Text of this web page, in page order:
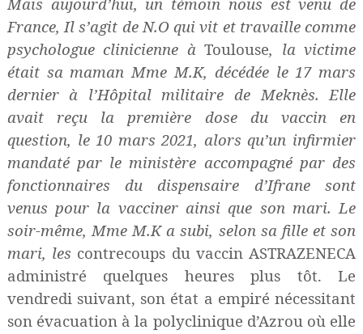
France, Il s’agit de N.O qui vit et travaille comme
psychologue clinicienne àToulouse, la victime
était sa maman Mme M.K, décédée le 17 mars
dernier à l’Hôpital militaire de Meknès. Elle
avait reçu la première dose du vaccin en
question, le 10 mars 2021, alors qu’un infirmier
mandaté par le ministère accompagné par des
fonctionnaires du dispensaire d’Ifrane sont
venus pour la vacciner ainsi que son mari. Le
soir-même, Mme M.K a subi, selon sa fille et son
mari, les contrecoups du vaccin ASTRAZENECA
administré quelques heures plus tôt. Le
vendredi suivant, son état a empiré nécessitant
son évacuation à la polyclinique d’Azrou où elle